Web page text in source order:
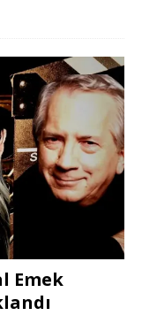
Emek